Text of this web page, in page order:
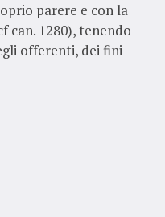
parere e con la
can. 1280), tenendo
offerenti, dei fini